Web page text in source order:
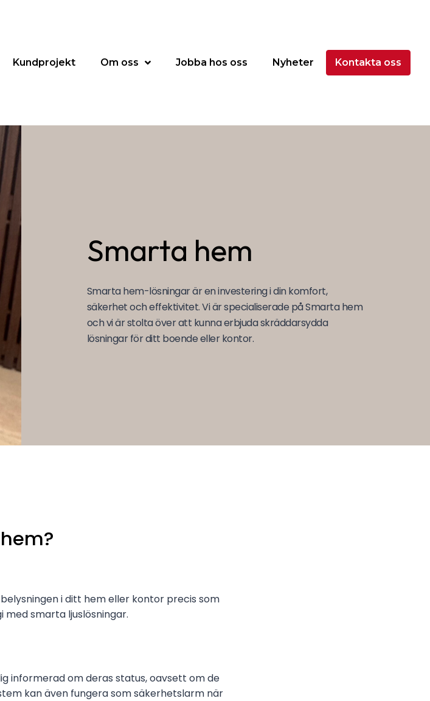
Kundprojekt Om oss Jobba hos oss Nyheter Kontakta oss
Smarta hem
Smarta hem-lösningar är en investering i din komfort,
säkerhet och effektivitet.Viärspecialiserade på Smarta hem
och vi är stolta över att kunna erbjuda skräddarsydda
lösningar för ditt boende eller kontor.
i ditt hem eller kontor precis som
med smarta ljuslösningar.
informerad om deras status, oavsett om de
kan även fungera som säkerhetslarm när